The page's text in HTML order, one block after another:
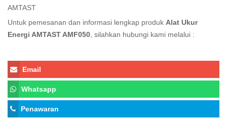
AMTAST
Untuk pemesanan dan informasi lengkap produk Alat Ukur
Energi AMTAST AMF050 , silahkan hubungi kami melalui :
Email
Whatsapp
Penawaran